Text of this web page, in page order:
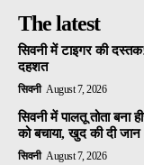
The latest
सिवनी में टाइगर की
दहशत
सिवनी August 7, 2026
सिवनी में पालतू तोता बना
को बचाया, खुद की दी जान
सिवनी August 7, 2026